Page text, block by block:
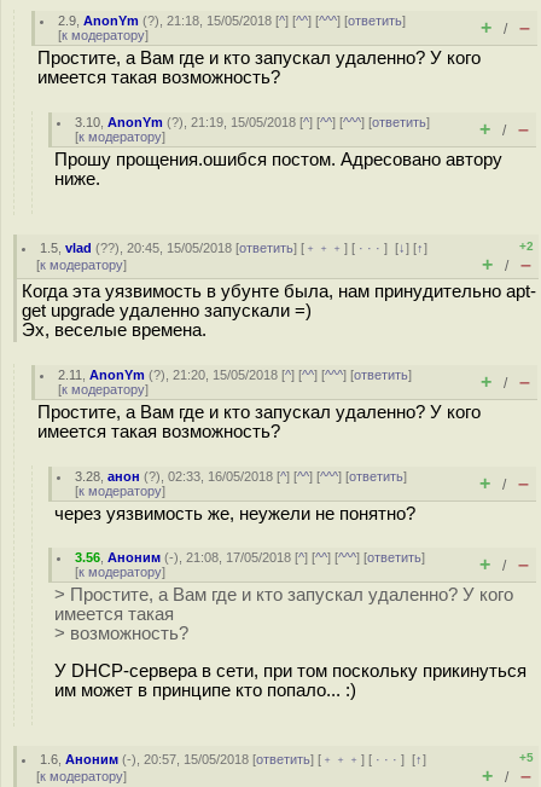
2.9 ,AnonYm (?), 21:18, 15/05/2018 [^] [^^] [^^^] [ответить]
[к модератору] + / –
Простите, а Вам где и кто запускал удаленно? У кого
имеется такая возможность?
3.10 ,AnonYm (?), 21:19, 15/05/2018 [^] [^^] [^^^] [ответить]
[к модератору] + / –
Прошу прощения.ошибся постом. Адресовано автору
ниже.
1.5 ,vlad (??), 20:45, 15/05/2018 [ответить] [ ﹢﹢﹢] [ · · ·][↓] [↑]
[к модератору]
+2
+ / –
Когда эта уязвимость в убунте была, нам принудительно apt-
get upgrade удаленно запускали =)
Эх, веселые времена.
2.11 ,AnonYm (?), 21:20, 15/05/2018 [^] [^^] [^^^] [ответить]
[к модератору] + / –
Простите, а Вам где и кто запускал удаленно? У кого
имеется такая возможность?
3.28 ,анон (?), 02:33, 16/05/2018 [^] [^^] [^^^] [ответить]
[к модератору] + / –
через уязвимость же, неужели не понятно?
3.56 ,Аноним (-), 21:08, 17/05/2018 [^] [^^] [^^^] [ответить]
[к модератору] + / –
> Простите, а Вам где и кто запускал удаленно? У кого
имеется такая
> возможность?
У DHCP-сервера в сети, при том поскольку прикинуться
им может в принципе кто попало... :)
1.6 ,Аноним (-), 20:57, 15/05/2018 [ответить] [ ﹢﹢﹢] [ · · ·][↑]
[к модератору]
+5
+ / –